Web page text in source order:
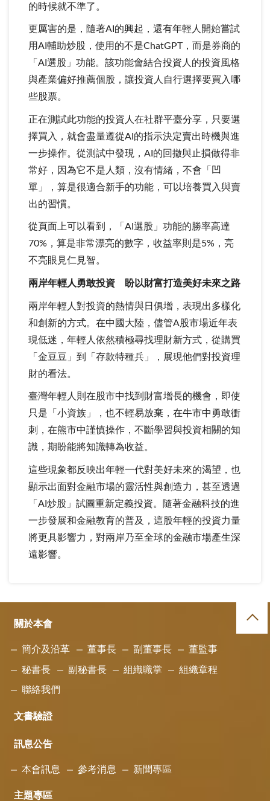
的時候就不準了。
更厲害的是，隨著AI的興起，還有年輕人開始嘗試
用AI輔助炒股，使用的不是ChatGPT，而是券商的
「AI選股」功能。該功能會結合投資人的投資風格
與產業偏好推薦個股，讓投資人自行選擇要買入哪
些股票。
正在測試此功能的投資人在社群平臺分享，只要選
擇買入，就會盡量遵從AI的指示決定賣出時機與進
一步操作。從測試中發現，AI的回撤與止損做得非
常好，因為它不是人類，沒有情緒，不會「凹
單」，算是很適合新手的功能，可以培養買入與賣
出的習慣。
從頁面上可以看到，「AI選股」功能的勝率高達
70%，算是非常漂亮的數字，收益率則是5%，亮
不亮眼見仁見智。
兩岸年輕人勇敢投資 盼以財富打造美好未來之路
兩岸年輕人對投資的熱情與日俱增，表現出多樣化
和創新的方式。在中國大陸，儘管A股市場近年表
現低迷，年輕人依然積極尋找理財新方式，從購買
「金豆豆」到「存款特種兵」，展現他們對投資理
財的看法。
臺灣年輕人則在股市中找到財富增長的機會，即使
只是「小資族」，也不輕易放棄，在牛市中勇敢衝
刺，在熊市中謹慎操作，不斷學習與投資相關的知
識，期盼能將知識轉為收益。
這些現象都反映出年輕一代對美好未來的渴望，也
顯示出面對金融市場的靈活性與創造力，甚至透過
「AI炒股」試圖重新定義投資。隨著金融科技的進
一步發展和金融教育的普及，這股年輕的投資力量
將更具影響力，對兩岸乃至全球的金融市場產生深
遠影響。
關於本會
簡介及沿革 董事長 副董事長 董監事
秘書長 副秘書長 組織職掌 組織章程
聯絡我們
文書驗證
訊息公告
本會訊息 參考消息 新聞專區
主題專區